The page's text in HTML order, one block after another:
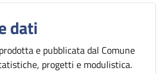
dati
e pubblicata dal Comune
progetti e modulistica.